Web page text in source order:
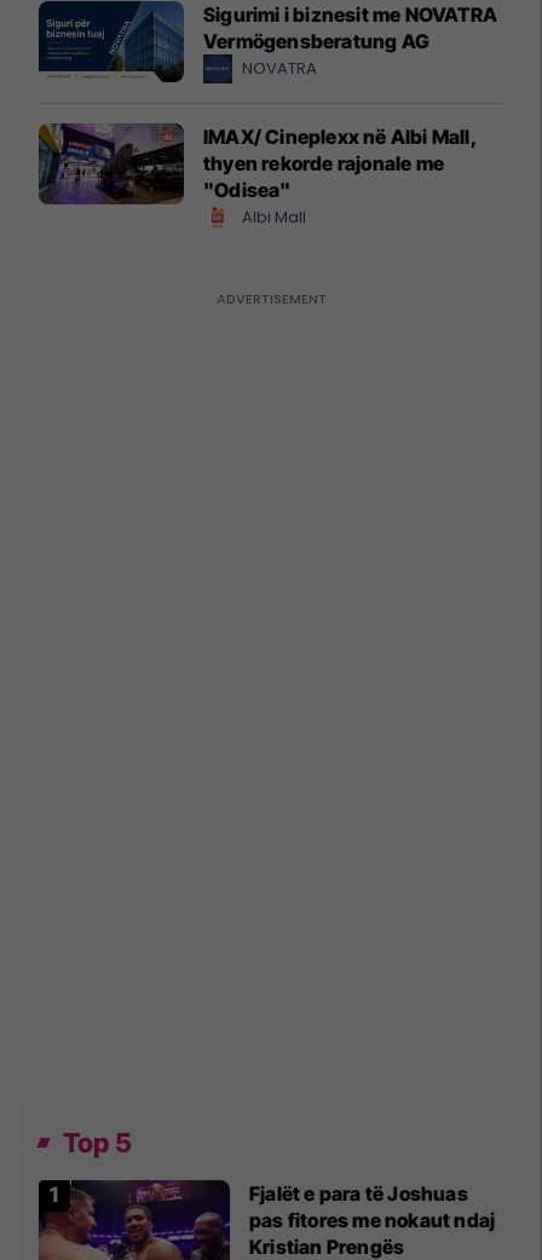
Sigurimi i biznesit me NOVATRA
Vermögensberatung AG
NOVATRA
IMAX/ Cineplexx në Albi Mall,
thyen rekorde rajonale me
"Odisea"
Albi Mall
Top 5
Fjalët e para të Joshuas
pas fitores me nokaut ndaj
Kristian Prengës